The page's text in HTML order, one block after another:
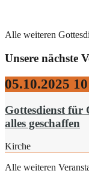
Alle weiteren
Unsere nächste
05.10.2025
Gottesdienst
alles geschaffen
Kirche
Alle weiteren